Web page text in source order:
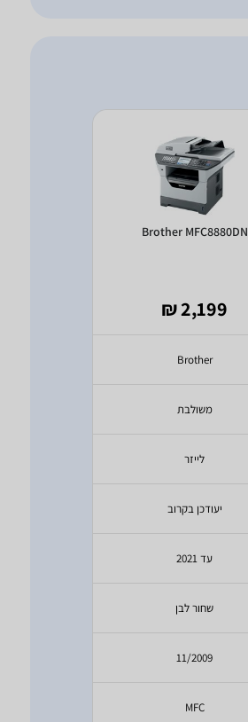
Brother MFC8880DN
2,199 ₪
Brother
משולבת
לייזר
יעודכן בקרוב
עד 2021
שחור לבן
11/2009
MFC